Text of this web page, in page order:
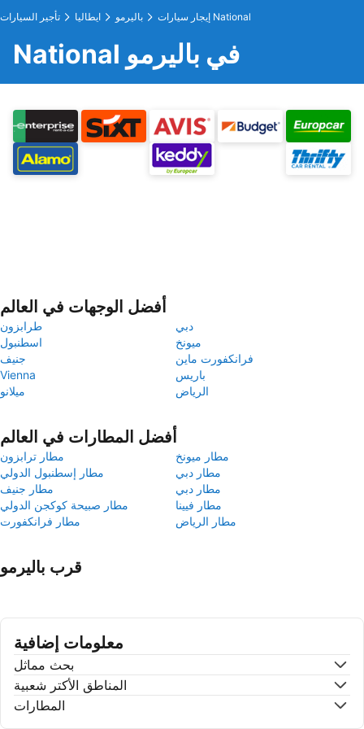
تأجير السيارات ايطاليا باليرمو إيجار سيارات National
National في باليرمو
أفضل الوجهات في العالم
طرابزون
دبي
اسطنبول
ميونخ
جنيف
فرانكفورت ماين
Vienna
باريس
ميلانو
الرياض
أفضل المطارات في العالم
مطار ترابزون
مطار ميونخ
مطار إسطنبول الدولي
مطار دبي
مطار جنيف
مطار دبي
مطار صبيحة كوكجن الدولي
مطار فيينا
مطار فرانكفورت
مطار الرياض
قرب باليرمو
معلومات إضافية
بحث مماثل
المناطق الأكتر شعبية
المطارات